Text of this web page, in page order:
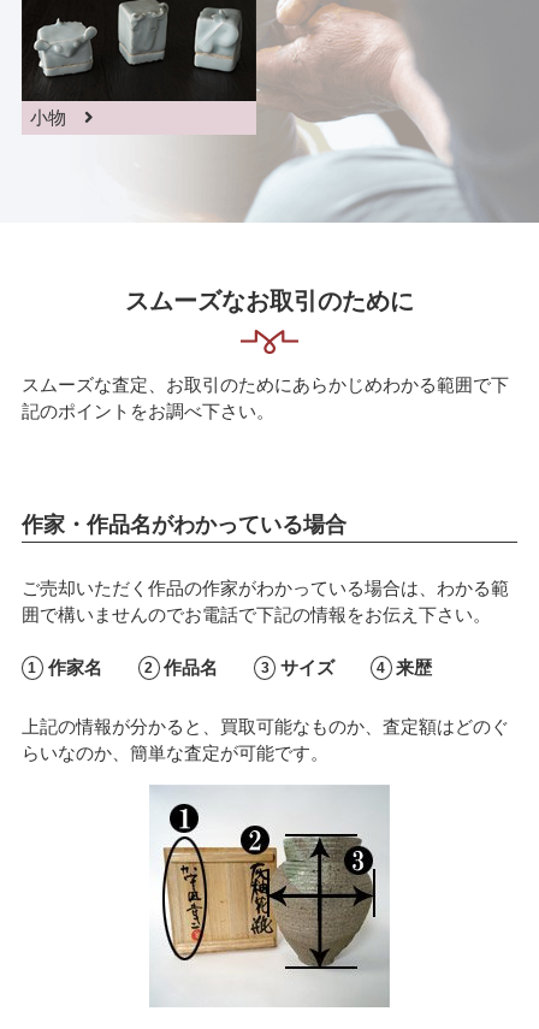
小物
スムーズなお取引のために
スムーズな査定、お取引のためにあらかじめわかる範囲で下
記のポイントをお調べ下さい。
作家・作品名がわかっている場合
ご売却いただく作品の作家がわかっている場合は、わかる範
囲で構いませんのでお電話で下記の情報をお伝え下さい。
作家名 作品名 サイズ 来歴
上記の情報が分かると、買取可能なものか、査定額はどのぐ
らいなのか、簡単な査定が可能です。